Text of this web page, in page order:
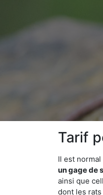
Tarif
Il est
un gage de
ainsi que
dont les